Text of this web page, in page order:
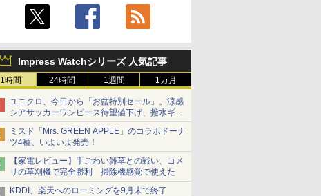
Impress Watchシリーズ 人気記事
1時間 24時間 1週間 1カ月
ユニクロ、今日から「お盆特別セール」。涼感
シアサッカーワンピース待望値下げ、撥水ギア
ショーツは1990円に
ミスド「Mrs. GREEN APPLE」のコラボドーナ
ツ4種、いよいよ発売！
【家電レビュー】手ごわい雑草との戦い、コメ
リの草刈機で完全勝利 掃除機感覚で使えた
KDDI、楽天へのローミングを9月末で終了